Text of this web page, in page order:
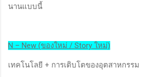
นานแบบนี้
N – New (ของใหม่ / Story ใหม่)
เทคโนโลยี + การเติบโตของอุตสาหกรรม